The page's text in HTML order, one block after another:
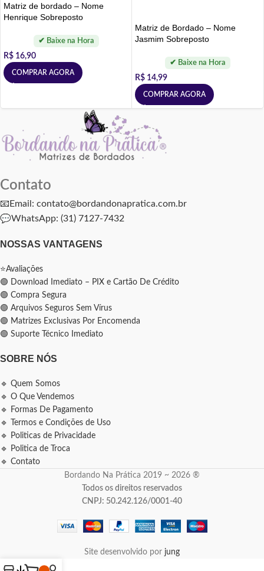
Matriz de bordado – Nome
Henrique Sobreposto
R$ 16,90
COMPRAR AGORA
Matriz de Bordado – Nome
Jasmim Sobreposto
R$ 14,99
COMPRAR AGORA
Contato
📧Email: contato@bordandonapratica.com.br
💬WhatsApp: (31) 7127-7432
NOSSAS VANTAGENS
⭐Avaliações
🟢 Download Imediato – PIX e Cartão De Crédito
🟢 Compra Segura
🟢 Arquivos Seguros Sem Vírus
🟢 Matrizes Exclusivas Por Encomenda
🟢 Suporte Técnico Imediato
SOBRE NÓS
🔹 Quem Somos
🔹 O Que Vendemos
🔹 Formas De Pagamento
🔹 Termos e Condições de Uso
🔹 Politicas de Privacidade
🔹 Politica de Troca
🔹 Contato
Bordando Na Prática 2019 ~ 2026 ®
Todos os direitos reservados
CNPJ: 50.242.126/0001-40
Site desenvolvido por jung